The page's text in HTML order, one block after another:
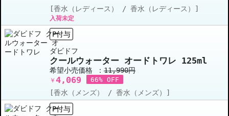
[香水（レディース） / 香水（レディース）]
入荷未定
P付与
ダビドフ
クールウォーター オードトワレ 125ml
希望小売価格 ： 11,990円
￥ 4,069 66% OFF
[香水（メンズ） / 香水（メンズ）]
P付与